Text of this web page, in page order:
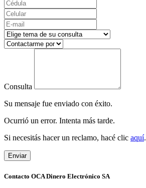
Consulta
Su mensaje fue enviado con éxito.
Ocurrió un error. Intenta más tarde.
Si necesitás hacer un reclamo, hacé clic aquí.
Enviar
Contacto OCA Dinero Electrónico SA